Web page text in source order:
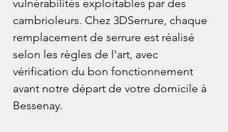
vulnérabilités exploitables par des
cambrioleurs. Chez 3DSerrure, chaque
remplacement de serrure est réalisé
selon les règles de l'art, avec
vérification du bon fonctionnement
avant notre départ de votre domicile à
Bessenay.